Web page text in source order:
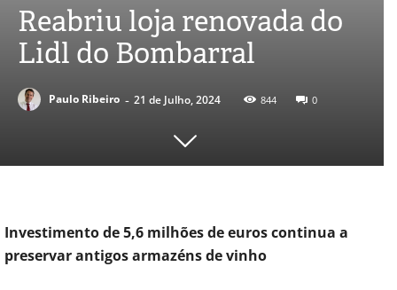
Reabriu loja renovada do
Lidl do Bombarral
Paulo Ribeiro - 21 de Julho, 2024 844 0
Investimento de 5,6 milhões de euros continua a
preservar antigos armazéns de vinho